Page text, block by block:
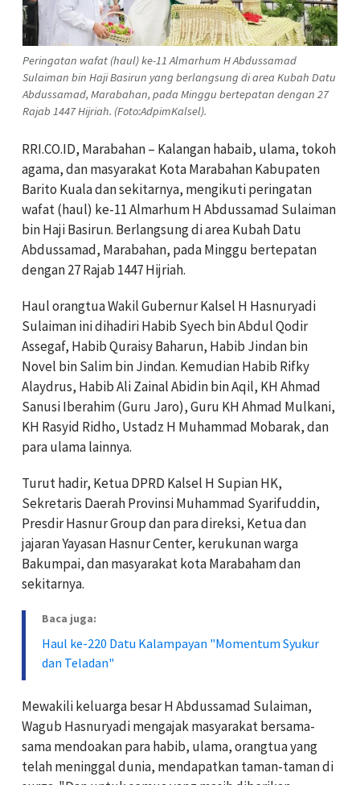
Peringatan wafat (haul) ke-11 Almarhum H Abdussamad
Sulaiman bin Haji Basirun yang berlangsung di area Kubah Datu
Abdussamad, Marabahan, pada Minggu bertepatan dengan 27
Rajab 1447 Hijriah. (Foto:AdpimKalsel).
RRI.CO.ID, Marabahan – Kalangan habaib, ulama, tokoh
agama, dan masyarakat Kota Marabahan Kabupaten
Barito Kuala dan sekitarnya, mengikuti peringatan
wafat (haul) ke-11 Almarhum H Abdussamad Sulaiman
bin Haji Basirun. Berlangsung di area Kubah Datu
Abdussamad, Marabahan, pada Minggu bertepatan
dengan 27 Rajab 1447 Hijriah.
Haul orangtua Wakil Gubernur Kalsel H Hasnuryadi
Sulaiman ini dihadiri Habib Syech bin Abdul Qodir
Assegaf, Habib Quraisy Baharun, Habib Jindan bin
Novel bin Salim bin Jindan. Kemudian Habib Rifky
Alaydrus, Habib Ali Zainal Abidin bin Aqil, KH Ahmad
Sanusi Iberahim (Guru Jaro), Guru KH Ahmad Mulkani,
KH Rasyid Ridho, Ustadz H Muhammad Mobarak, dan
para ulama lainnya.
Turut hadir, Ketua DPRD Kalsel H Supian HK,
Sekretaris Daerah Provinsi Muhammad Syarifuddin,
Presdir Hasnur Group dan para direksi, Ketua dan
jajaran Yayasan Hasnur Center, kerukunan warga
Bakumpai, dan masyarakat kota Marabaham dan
sekitarnya.
Baca juga:
Haul ke-220 Datu Kalampayan "Momentum Syukur
dan Teladan"
Mewakili keluarga besar H Abdussamad Sulaiman,
Wagub Hasnuryadi mengajak masyarakat bersama-
sama mendoakan para habib, ulama, orangtua yang
telah meninggal dunia, mendapatkan taman-taman di